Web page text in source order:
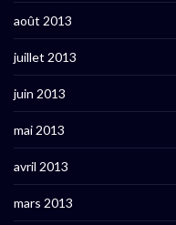
août 2013
juillet 2013
juin 2013
mai 2013
avril 2013
mars 2013